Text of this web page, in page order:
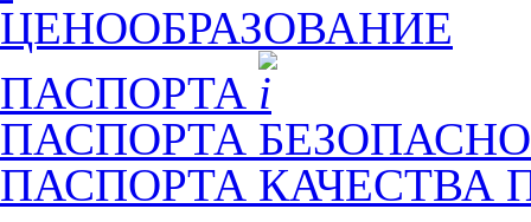
ЦЕНООБРАЗОВАНИЕ
ПАСПОРТА
ПАСПОРТА
ПАСПОРТА КАЧЕСТВА